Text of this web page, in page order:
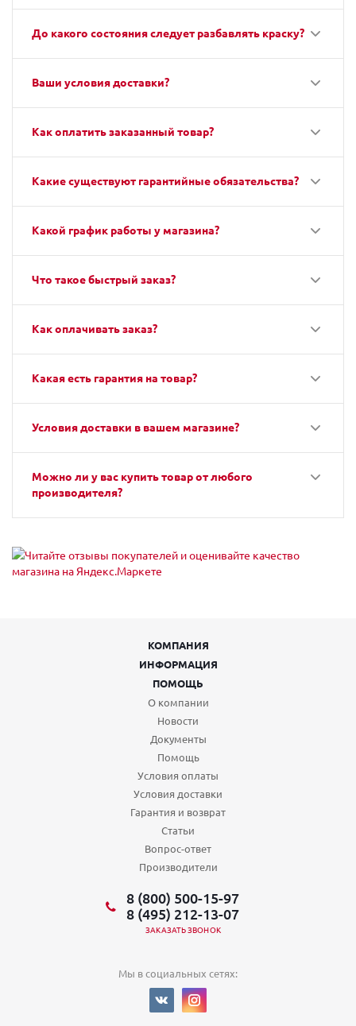
До какого состояния следует разбавлять краску?
Ваши условия доставки?
Как оплатить заказанный товар?
Какие существуют гарантийные обязательства?
Какой график работы у магазина?
Что такое быстрый заказ?
Как оплачивать заказ?
Какая есть гарантия на товар?
Условия доставки в вашем магазине?
Можно ли у вас купить товар от любого
производителя?
КОМПАНИЯ
ИНФОРМАЦИЯ
ПОМОЩЬ
О компании
Новости
Документы
Помощь
Условия оплаты
Условия доставки
Гарантия и возврат
Статьи
Вопрос-ответ
Производители
8 (800) 500-15-97
8 (495) 212-13-07
ЗАКАЗАТЬ ЗВОНОК
Мы в социальных сетях: